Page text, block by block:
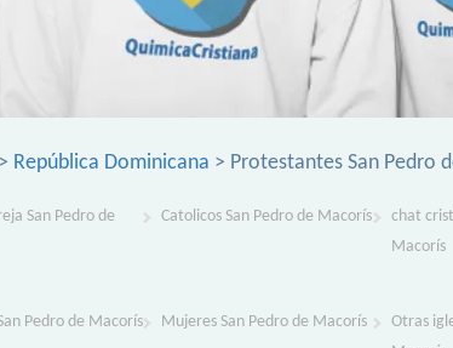
> República Dominicana > Protestantes San Pedro
San Pedro de
Catolicos San Pedro de Macorís
chat
Macorís
Pedro de Macorís Mujeres San Pedro de Macorís
Otras